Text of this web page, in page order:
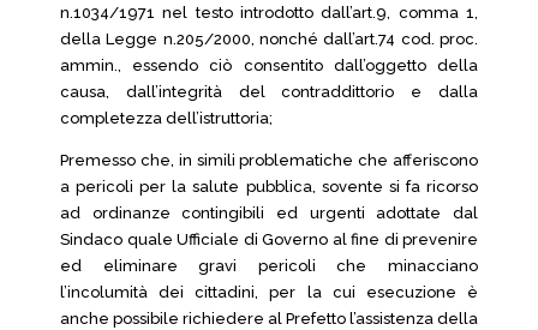
n.1034/1971 nel testo introdotto dall’art.9, comma 1,
della Legge n.205/2000, nonché dall’art.74 cod. proc.
ammin., essendo ciò consentito dall’oggetto della
causa, dall’integrità del contraddittorio e dalla
completezza dell’istruttoria;
Premesso che, in simili problematiche che afferiscono
a pericoli per la salute pubblica, sovente si fa ricorso
ad ordinanze contingibili ed urgenti adottate dal
Sindaco quale Ufficiale di Governo al fine di prevenire
ed eliminare gravi pericoli che minacciano
l’incolumità dei cittadini, per la cui esecuzione è
anche possibile richiedere al Prefetto l’assistenza della